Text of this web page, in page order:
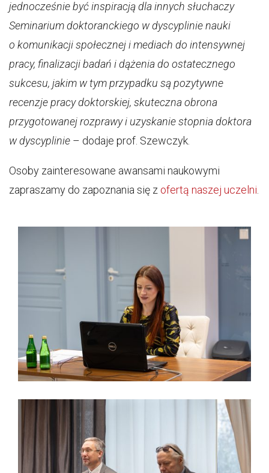
jednocześnie być inspiracją dla innych słuchaczy
Seminarium doktoranckiego w dyscyplinie nauki
o komunikacji społecznej i mediach do intensywnej
pracy, finalizacji badań i dążenia do ostatecznego
sukcesu, jakim w tym przypadku są pozytywne
recenzje pracy doktorskiej, skuteczna obrona
przygotowanej rozprawy i uzyskanie stopnia doktora
w dyscyplinie – dodaje prof. Szewczyk.
Osoby zainteresowane awansami naukowymi
zapraszamy do zapoznania się z ofertą naszej uczelni